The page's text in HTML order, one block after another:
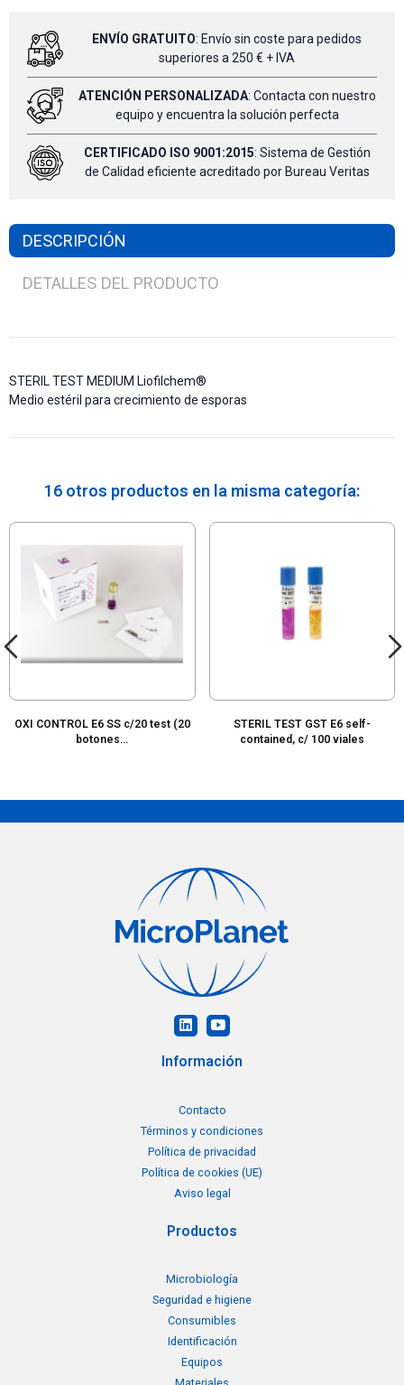
ENVÍO GRATUITO: Envío sin coste para pedidos
superiores a 250 € + IVA
ATENCIÓN PERSONALIZADA: Contacta con nuestro
equipo y encuentra la solución perfecta
CERTIFICADO ISO 9001:2015: Sistema de Gestión
de Calidad eficiente acreditado por Bureau Veritas
DESCRIPCIÓN
DETALLES DEL PRODUCTO
STERIL TEST MEDIUM Liofilchem®
Medio estéril para crecimiento de esporas
16 otros productos en la misma categoría:
OXI CONTROL E6 SS c/20 test (20
botones...
STERIL TEST GST E6 self-
contained, c/ 100 viales
Información
Contacto
Términos y condiciones
Política de privacidad
Política de cookies (UE)
Aviso legal
Productos
Microbiología
Seguridad e higiene
Consumibles
Identificación
Equipos